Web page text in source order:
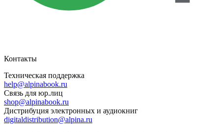
Контакты
Техническая поддержка
help@alpinabook.ru
Связь для юр.лиц
shop@alpinabook.ru
Дистрибуция электронных и аудиокниг
digitaldistribution@alpina.ru